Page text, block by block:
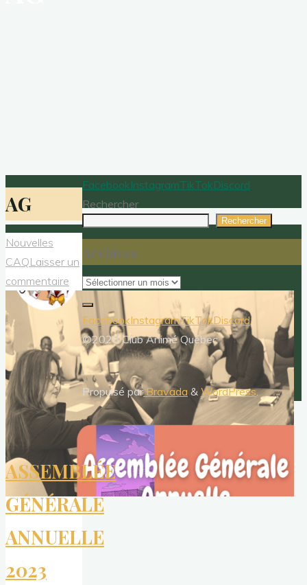
AG
Nouvelles
CAQLaisser un
commentaire
ASSEMBLÉE
GÉNÉRALE
ANNUELLE
2023
FacebookInstagramTikTokDiscord
Rechercher
Rechercher
Archives
Archives
FacebookInstagramTikTokDiscord
©2026 Club Animé Québec
Propulsé parBravada & WordPress.